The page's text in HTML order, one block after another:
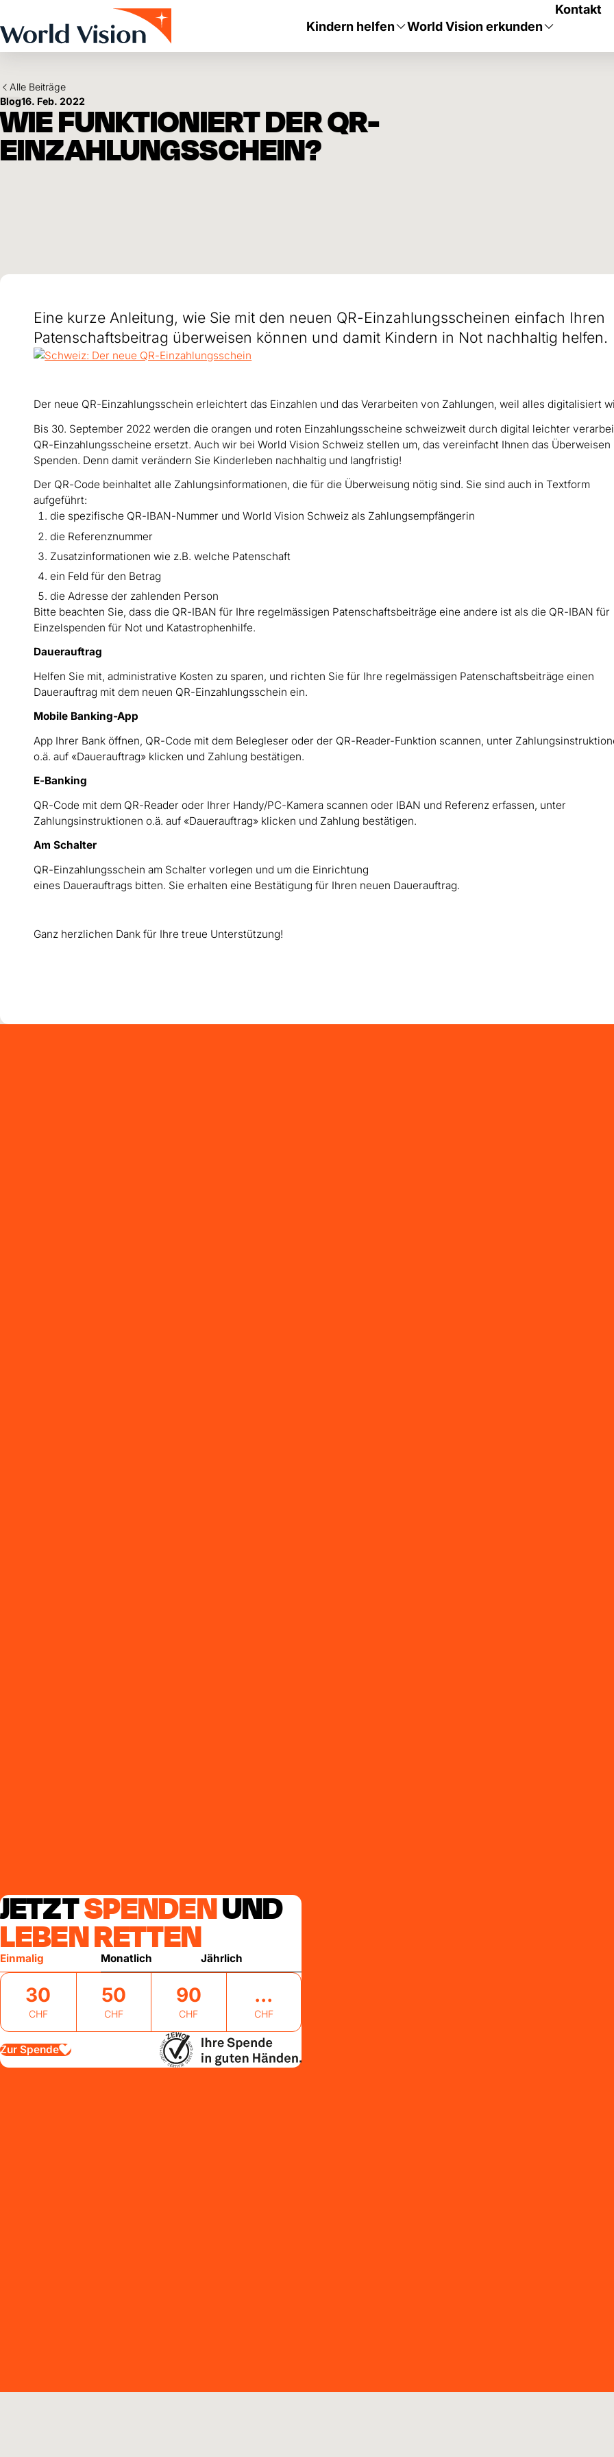
Kindern helfen World Vision erkunden
Kontakt
Alle Beiträge
Blog16. Feb. 2022
WIE FUNKTIONIERT DER QR-
EINZAHLUNGSSCHEIN?
Eine kurze Anleitung, wie Sie mit den neuen QR-Einzahlungsscheinen einfach Ihren
Patenschaftsbeitrag überweisen können und damit Kindern in Not nachhaltig helfen.
Der neue QR-Einzahlungsschein erleichtert das Einzahlen und das Verarbeiten von Zahlungen, weil alles digitalisiert
Bis 30. September 2022 werden die orangen und roten Einzahlungsscheine schweizweit durch digital leichter
QR-Einzahlungs­­scheine ersetzt. Auch wir bei World Vision Schweiz stellen um, das vereinfacht Ihnen das Überweisen
Spenden. Denn damit verändern Sie Kinderleben nachhaltig und langfristig!
Der QR-Code beinhaltet alle Zahlungs­informationen, die für die Überweisung nötig sind. Sie sind auch in Textform
aufgeführt:
die spezifische QR-IBAN-Nummer und World Vision Schweiz als Zahlungsempfängerin
die Referenz­nummer
Zusatzinformationen wie z.B. welche Patenschaft
ein Feld für den Betrag
die Adresse der zahlenden Person
Bitte beachten Sie, dass die QR-IBAN für Ihre regelmässigen Patenschaftsbeiträge eine andere ist als die QR-IBAN für
Einzelspenden für Not und Katastrophenhilfe.
Dauerauftrag
Helfen Sie mit, administrative Kosten zu sparen, und richten Sie für Ihre regelmässigen Patenschaftsbeiträge einen
Dauerauftrag mit dem neuen QR-Einzahlungsschein ein.
Mobile Banking-App
App Ihrer Bank öffnen, QR-Code mit dem Belegleser oder der QR-Reader-­Funktion scannen, unter
o.ä. auf «Dauerauftrag» klicken und Zahlung bestätigen.
E-Banking
QR-Code mit dem QR-Reader oder Ihrer Handy/PC-Kamera scannen oder IBAN und Referenz erfassen, unter
Zahlungsinstruktionen o.ä. auf «Dauerauftrag» klicken und Zahlung bestätigen.
Am Schalter
QR-Einzahlungsschein am Schalter vorlegen und um die Einrichtung
eines Dauerauftrags bitten. Sie erhalten eine Bestätigung für Ihren neuen Dauer­auftrag.
Ganz herzlichen Dank für Ihre treue Unterstützung!
JETZTSPENDENUND
LEBEN RETTEN
Einmalig Monatlich Jährlich
30
CHF
50
CHF
90
CHF CHF
Zur Spende